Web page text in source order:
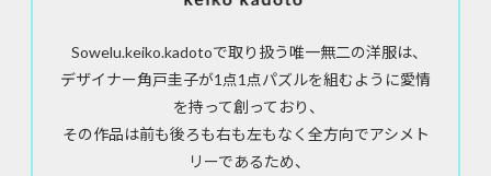
Sowelu.keiko.kadotoで取り扱う唯一無二の洋服は、
デザイナー角戸圭子が1点1点パズルを組むように愛情
を持って創っており、
その作品は前も後ろも右も左もなく全方向でアシメト
リーであるため、